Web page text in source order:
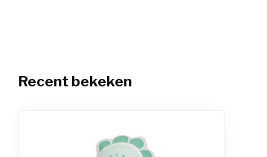
Recent bekeken